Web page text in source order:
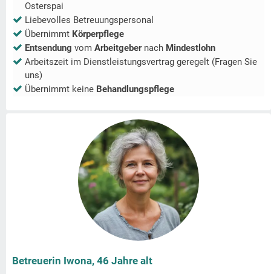
Osterspai
Liebevolles Betreuungspersonal
Übernimmt Körperpflege
Entsendung vom Arbeitgeber nach Mindestlohn
Arbeitszeit im Dienstleistungsvertrag geregelt (Fragen Sie
uns)
Übernimmt keine Behandlungspflege
Betreuerin Iwona, 46 Jahre alt